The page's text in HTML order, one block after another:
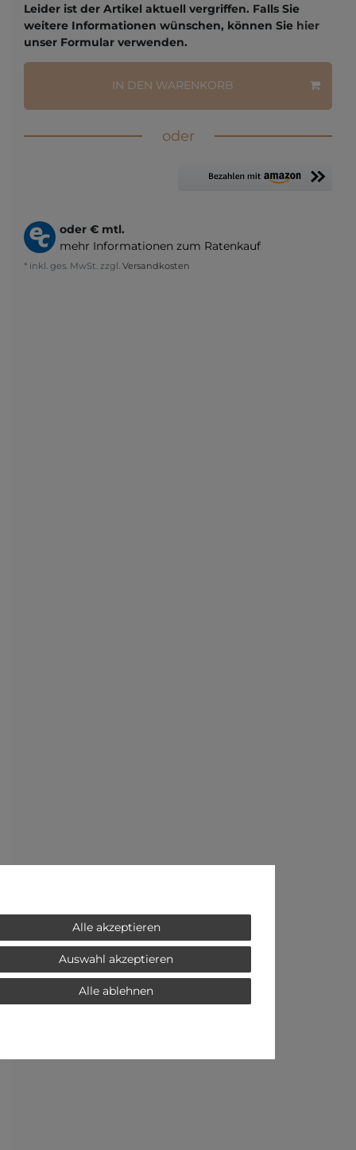
Leider ist der Artikel aktuell vergriffen. Falls Sie
weitere Informationen wünschen, können Sie hier
unser Formular verwenden.
IN DEN WARENKORB
oder
oder € mtl.
mehr Informationen zum Ratenkauf
* inkl. ges. MwSt. zzgl. Versandkosten
Alle akzeptieren
Auswahl akzeptieren
Alle ablehnen